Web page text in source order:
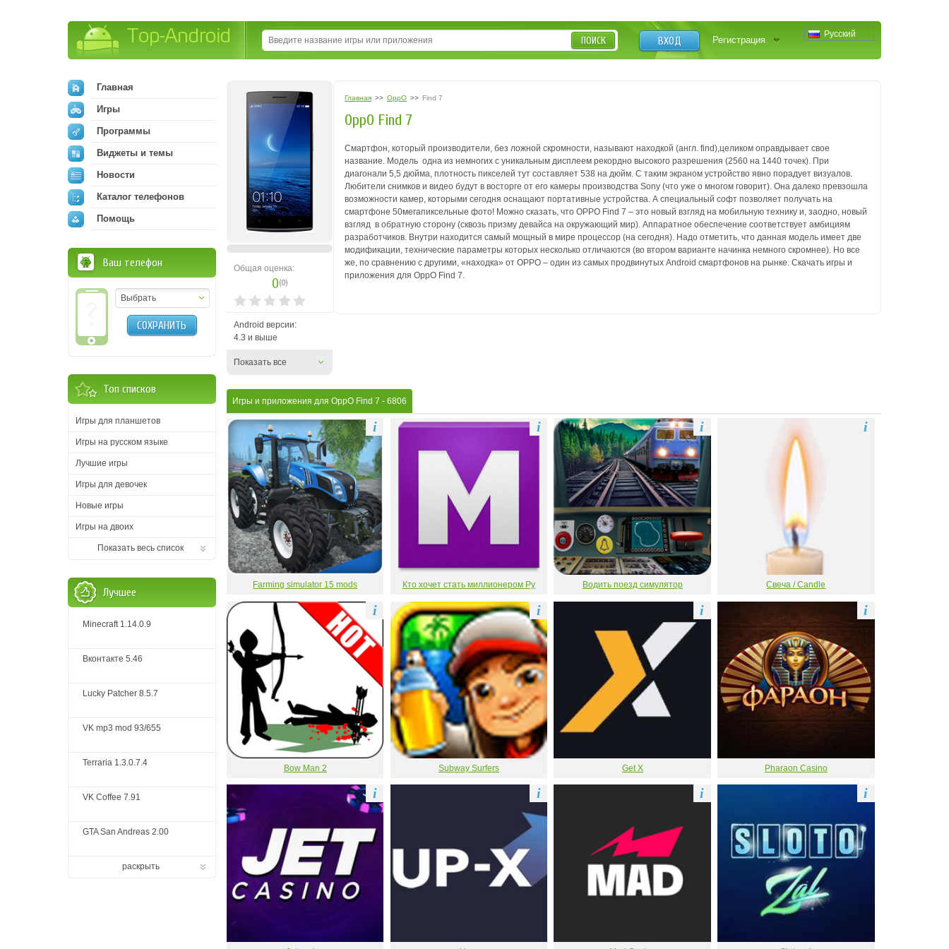
Русский
ВХОД Регистрация
ПОИСК
Общая оценка:
0(0)
Android версии:
4.3 и выше
Показать все
Главная >> OppO >> Find 7
OppO Find 7
Смартфон, который производители, без ложной скромности, называют находкой (англ. find),целиком оправдывает свое
название. Модель ­ одна из немногих с уникальным дисплеем рекордно высокого разрешения (2560 на 1440 точек). При
диагонали 5,5 дюйма, плотность пикселей тут составляет 538 на дюйм. С таким экраном устройство явно порадует визуалов.
Любители снимков и видео будут в восторге от его камеры производства Sony (что уже о многом говорит). Она далеко превзошла
возможности камер, которыми сегодня оснащают портативные устройства. А специальный софт позволяет получать на
смартфоне 50­мегапиксельные фото! Можно сказать, что OPPO Find 7 – это новый взгляд на мобильную технику и, заодно, новый
взгляд ­ в обратную сторону (сквозь призму девайса на окружающий мир). Аппаратное обеспечение соответствует амбициям
разработчиков. Внутри находится самый мощный в мире процессор (на сегодня). Надо отметить, что данная модель имеет две
модификации, технические параметры которых несколько отличаются (во втором варианте начинка немного скромнее). Но все
же, по сравнению с другими, «находка» от OPPO – один из самых продвинутых Android смартфонов на рынке. Скачать игры и
приложения для OppO Find 7.
Игры и приложения для OppO Find 7 - 6806
Farming simulator 15 mods
i
Кто хочет стать миллионером Ру
i
Водить поезд симулятор
i
Свеча / Candle
i
Bow Man 2
i
Subway Surfers
i
Get X
i
Pharaon Casino
i
i i i i
Главная
Игры
Программы
Виджеты и темы
Новости
Каталог телефонов
Помощь
Ваш телефон
Выбрать
СОХРАНИТЬ
Топ списков
Игры для планшетов
Игры на русском языке
Лучшие игры
Игры для девочек
Новые игры
Игры на двоих
Показать весь список
Лучшее
Minecraft 1.14.0.9
Вконтакте 5.46
Lucky Patcher 8.5.7
VK mp3 mod 93/655
Terraria 1.3.0.7.4
VK Coffee 7.91
GTA San Andreas 2.00
раскрыть